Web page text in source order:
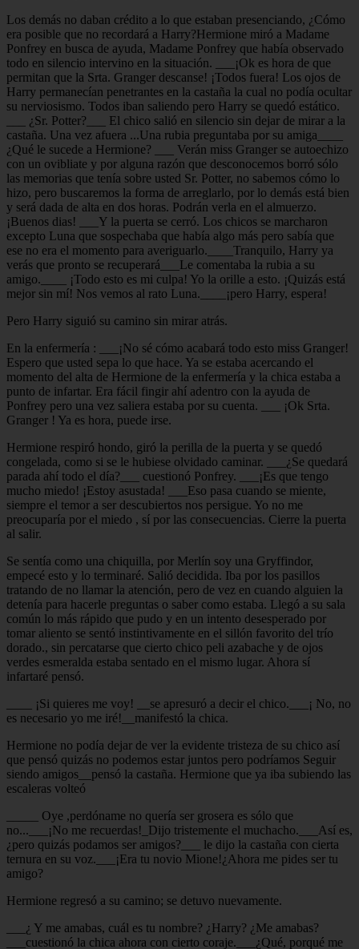
Los demás no daban crédito a lo que estaban presenciando, ¿Cómo
era posible que no recordará a Harry?Hermione miró a Madame
Ponfrey en busca de ayuda, Madame Ponfrey que había observado
todo en silencio intervino en la situación. ___¡Ok es hora de que
permitan que la Srta. Granger descanse! ¡Todos fuera! Los ojos de
Harry permanecían penetrantes en la castaña la cual no podía ocultar
su nerviosismo. Todos iban saliendo pero Harry se quedó estático.
___ ¿Sr. Potter?___ El chico salió en silencio sin dejar de mirar a la
castaña. Una vez afuera ...Una rubia preguntaba por su amiga____
¿Qué le sucede a Hermione? ___ Verán miss Granger se autoechizo
con un ovibliate y por alguna razón que desconocemos borró sólo
las memorias que tenía sobre usted Sr. Potter, no sabemos cómo lo
hizo, pero buscaremos la forma de arreglarlo, por lo demás está bien
y será dada de alta en dos horas. Podrán verla en el almuerzo.
¡Buenos dias! ___Y la puerta se cerró. Los chicos se marcharon
excepto Luna que sospechaba que había algo más pero sabía que
ese no era el momento para averiguarlo.____Tranquilo, Harry ya
verás que pronto se recuperará___Le comentaba la rubia a su
amigo.____ ¡Todo esto es mi culpa! Yo la orille a esto. ¡Quizás está
mejor sin mí! Nos vemos al rato Luna.____¡pero Harry, espera!
Pero Harry siguió su camino sin mirar atrás.
En la enfermería : ___¡No sé cómo acabará todo esto miss Granger!
Espero que usted sepa lo que hace. Ya se estaba acercando el
momento del alta de Hermione de la enfermería y la chica estaba a
punto de infartar. Era fácil fingir ahí adentro con la ayuda de
Ponfrey pero una vez saliera estaba por su cuenta. ___ ¡Ok Srta.
Granger ! Ya es hora, puede irse.
Hermione respiró hondo, giró la perilla de la puerta y se quedó
congelada, como si se le hubiese olvidado caminar. ___¿Se quedará
parada ahí todo el día?___ cuestionó Ponfrey. ___¡Es que tengo
mucho miedo! ¡Estoy asustada! ___Eso pasa cuando se miente,
siempre el temor a ser descubiertos nos persigue. Yo no me
preocuparía por el miedo , sí por las consecuencias. Cierre la puerta
al salir.
Se sentía como una chiquilla, por Merlín soy una Gryffindor,
empecé esto y lo terminaré. Salió decidida. Iba por los pasillos
tratando de no llamar la atención, pero de vez en cuando alguien la
detenía para hacerle preguntas o saber como estaba. Llegó a su sala
común lo más rápido que pudo y en un intento desesperado por
tomar aliento se sentó instintivamente en el sillón favorito del trío
dorado., sin percatarse que cierto chico peli azabache y de ojos
verdes esmeralda estaba sentado en el mismo lugar. Ahora sí
infartaré pensó.
____ ¡Si quieres me voy! __se apresuró a decir el chico.___¡ No, no
es necesario yo me iré!__manifestó la chica.
Hermione no podía dejar de ver la evidente tristeza de su chico así
que pensó quizás no podemos estar juntos pero podríamos Seguir
siendo amigos__pensó la castaña. Hermione que ya iba subiendo las
escaleras volteó
_____ Oye ,perdóname no quería ser grosera es sólo que
no...___¡No me recuerdas!_Dijo tristemente el muchacho.___Así es,
¿pero quizás podamos ser amigos?___ le dijo la castaña con cierta
ternura en su voz.___¡Era tu novio Mione!¿Ahora me pides ser tu
amigo?
Hermione regresó a su camino; se detuvo nuevamente.
___¿ Y me amabas, cuál es tu nombre? ¿Harry? ¿Me amabas?
___cuestionó la chica ahora con cierto coraje.___¿Qué, porqué me